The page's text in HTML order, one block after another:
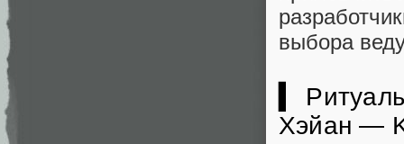
выбора
▍
Хэйан —